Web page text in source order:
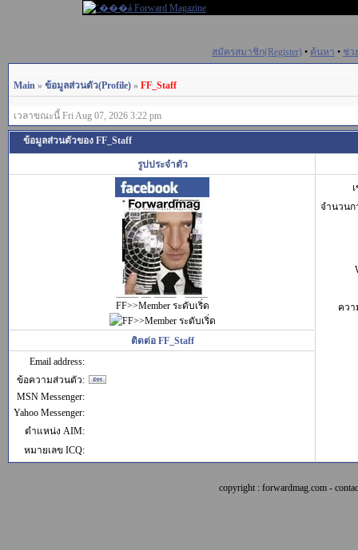
สมัครสมาชิก(Register) • ค้นหา • ช่ว
Main » ข้อมูลส่วนตัว(Profile) » FF_Staff
เวลาขณะนี้ Fri Aug 07, 2026 3:22 pm
ข้อมูลส่วนตัวของ FF_Staff
รูปประจำตัว
FF>>Member ระดับเริ่ด
จำนวน
คว
ติดต่อ FF_Staff
Email address:
ข้อความส่วนตัว:
MSN Messenger:
Yahoo Messenger:
ตำแหน่ง AIM:
หมายเลข ICQ:
copyright : forwardmag.com -